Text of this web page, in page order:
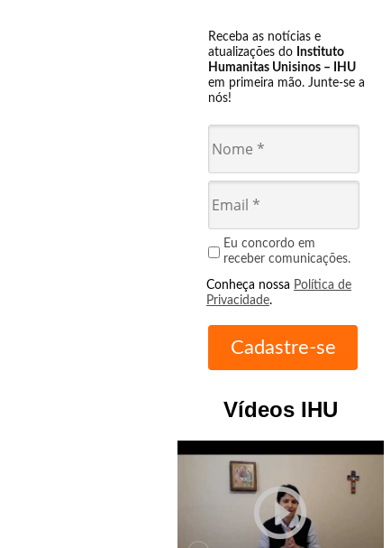
Receba as notícias e
atualizações do Instituto
Humanitas Unisinos – IHU
em primeira mão. Junte-se a
nós!
Eu concordo em
receber comunicações.
Conheça nossa Política de
Privacidade.
Vídeos IHU
play_circle_outline